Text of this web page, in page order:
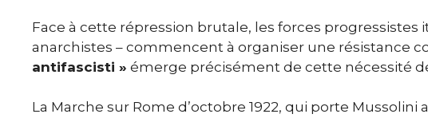
Face à cette répression brutale, les forces progressistes
anarchistes – commencent à organiser une résistance
antifascisti » émerge précisément de cette nécessité
La Marche sur Rome d’octobre 1922, qui porte